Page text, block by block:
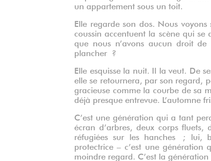
un appartement sous un toit.
Elle regarde son dos. Nous
coussin accentuent la scène qui
que nous n’avons aucun droit
plancher ?
Elle esquisse la nuit. Il la veut. De
elle se retournera, par son regard,
gracieuse comme la courbe de sa
déjà presque entrevue. L’automne
C’est une génération qui a tant
écran d’arbres, deux corps fluets,
réfugiées sur les hanches ; lui,
protectrice – c’est une génération
moindre regard. C’est la